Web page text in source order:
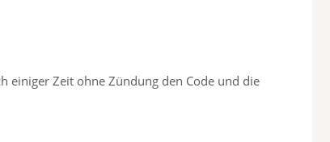
einiger Zeit ohne Zündung den Code und die